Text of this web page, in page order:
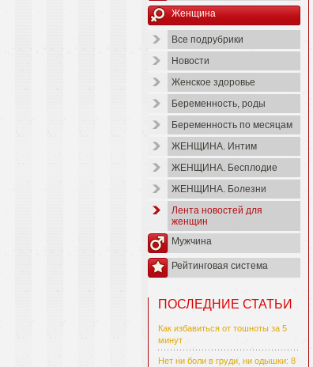
Женщина
Все подрубрики
Новости
Женское здоровье
Беременность, роды
Беременность по месяцам
ЖЕНЩИНА. Интим
ЖЕНЩИНА. Бесплодие
ЖЕНЩИНА. Болезни
Лента новостей для
женщин
Мужчина
Рейтинговая система
ПОСЛЕДНИЕ СТАТЬИ
Как избавиться от тошноты за 5
минут
Нет ни боли в груди, ни одышки: 8